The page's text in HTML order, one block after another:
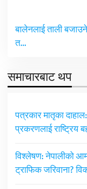
बालेनलाई ताली
त…
समाचारबाट थप
पत्रकार मातृका
प्रकरणलाई राष्ट्रिय
विश्लेषण: नेपालीको
ट्राफिक जरिवाना?